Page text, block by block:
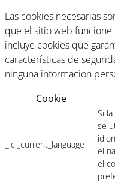
Las cookies necesarias
que el sitio web funcione
incluye cookies que
características de
ninguna información
Cookie
_icl_current_language
Si
se
el
el